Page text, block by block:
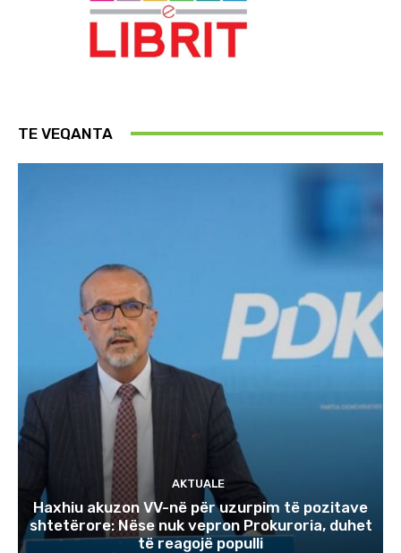
TE VEQANTA
AKTUALE
Haxhiu akuzon VV-në për uzurpim të pozitave
shtetërore: Nëse nuk vepron Prokuroria, duhet
të reagojë populli